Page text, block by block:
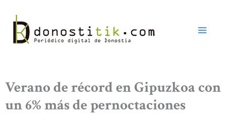
contenido
Verano de récord en Gipuzkoa con
un 6% más de pernoctaciones